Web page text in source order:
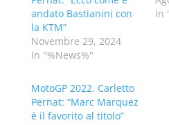
andato Bastianini con
la KTM”
Novembre 29, 2024
In "%News%"
In
MotoGP 2022. Carletto
Pernat: “Marc Marquez
è il favorito al titolo”